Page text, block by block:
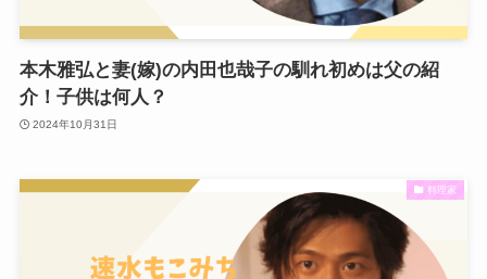
本木雅弘と妻(嫁)の内田也哉子の馴れ初めは父の紹
介！子供は何人？
2024年10月31日
料理家